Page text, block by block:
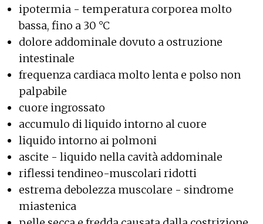
ipotermia - temperatura corporea molto
bassa, fino a 30 °C
dolore addominale dovuto a ostruzione
intestinale
frequenza cardiaca molto lenta e polso non
palpabile
cuore ingrossato
accumulo di liquido intorno al cuore
liquido intorno ai polmoni
ascite - liquido nella cavità addominale
riflessi tendineo-muscolari ridotti
estrema debolezza muscolare - sindrome
miastenica